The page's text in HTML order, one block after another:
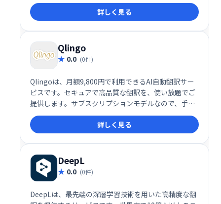
く対応しております。詳しく見る
Qlingo
0.0 (0件)
Qlingoは、月額9,800円で利用できるAI自動翻訳サー
ビスです。セキュアで高品質な翻訳を、使い放題でご
提供します。サブスクリプションモデルなので、手軽
に導入でき、コストを抑えながら効率的な翻訳業務を
実現できます。
詳しく見る
DeepL
0.0 (0件)
DeepLは、最先端の深層学習技術を用いた高精度な翻